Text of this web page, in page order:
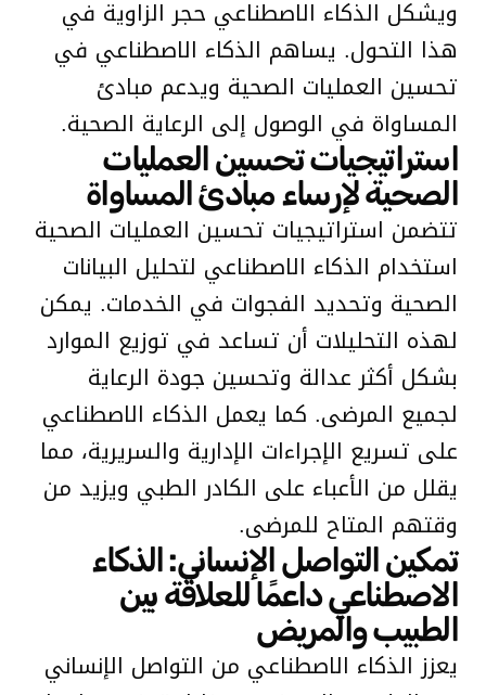
ويشكل الذكاء الاصطناعي حجر الزاوية في
هذا التحول. يساهم الذكاء الاصطناعي في
تحسين العمليات الصحية ويدعم مبادئ
المساواة في الوصول إلى الرعاية الصحية.
استراتيجيات تحسين العمليات
الصحية لإرساء مبادئ المساواة
تتضمن استراتيجيات تحسين العمليات الصحية
استخدام الذكاء الاصطناعي لتحليل البيانات
الصحية وتحديد الفجوات في الخدمات. يمكن
لهذه التحليلات أن تساعد في توزيع الموارد
بشكل أكثر عدالة وتحسين جودة الرعاية
لجميع المرضى. كما يعمل الذكاء الاصطناعي
على تسريع الإجراءات الإدارية والسريرية، مما
يقلل من الأعباء على الكادر الطبي ويزيد من
وقتهم المتاح للمرضى.
تمكين التواصل الإنساني: الذكاء
الاصطناعي داعمًا للعلاقة بين
الطبيب والمريض
يعزز الذكاء الاصطناعي من التواصل الإنساني